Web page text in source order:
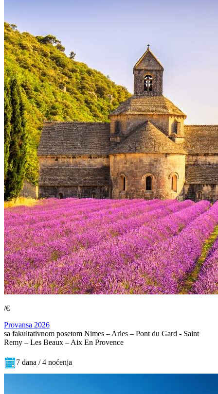
/€
Provansa 2026
sa fakultativnom posetom Nimes – Arles – Pont du Gard - Saint
Remy – Les Beaux – Aix En Provence
7 dana / 4 noćenja